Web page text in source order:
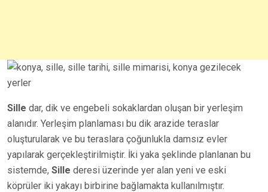
Sille dar, dik ve engebeli sokaklardan oluşan bir yerleşim
alanıdır. Yerleşim planlaması bu dik arazide teraslar
oluşturularak ve bu teraslara çoğunlukla damsız evler
yapılarak gerçekleştirilmiştir. İki yaka şeklinde planlanan bu
sistemde, Sille deresi üzerinde yer alan yeni ve eski
köprüler iki yakayı birbirine bağlamakta kullanılmıştır.